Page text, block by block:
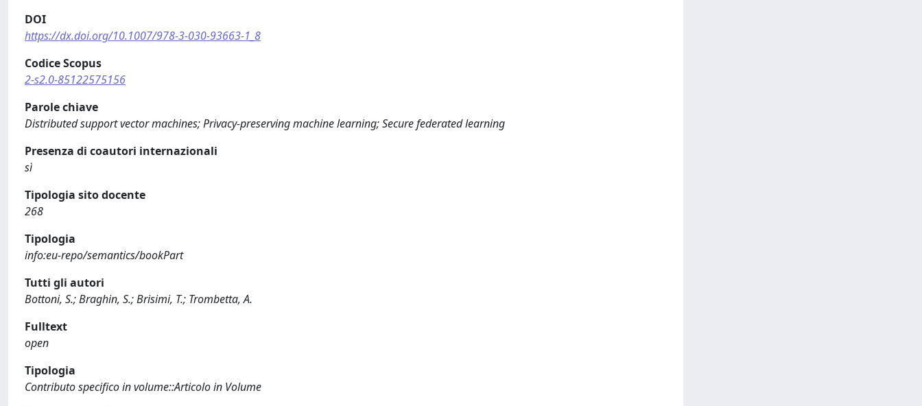
DOI
https://dx.doi.org/10.1007/978-3-030-93663-1_8
Codice Scopus
2-s2.0-85122575156
Parole chiave
Distributed support vector machines; Privacy-preserving machine learning; Secure federated learning
Presenza di coautori internazionali
sì
Tipologia sito docente
268
Tipologia
info:eu-repo/semantics/bookPart
Tutti gli autori
Bottoni, S.; Braghin, S.; Brisimi, T.; Trombetta, A.
Fulltext
open
Tipologia
Contributo specifico in volume::Articolo in Volume